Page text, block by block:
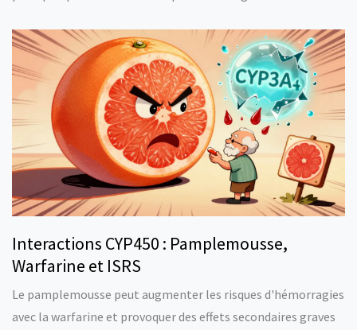
Interactions CYP450 : Pamplemousse,
Warfarine et ISRS
Le pamplemousse peut augmenter les risques d'hémorragies
avec la warfarine et provoquer des effets secondaires graves